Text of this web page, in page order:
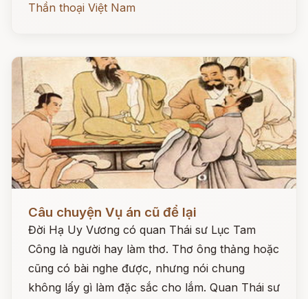
Thần thoại Việt Nam
Câu chuyện Vụ án cũ để lại
Đời Hạ Uy Vương có quan Thái sư Lục Tam
Công là người hay làm thơ. Thơ ông thảng hoặc
cũng có bài nghe được, nhưng nói chung
không lấy gì làm đặc sắc cho lắm. Quan Thái sư